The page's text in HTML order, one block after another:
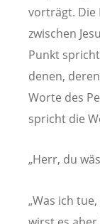
vorträgt. Die
zwischen
Punkt
denen,
Worte des
spricht die
„Herr, du
„Was ich